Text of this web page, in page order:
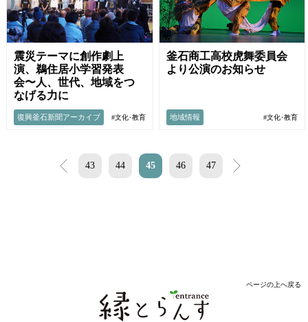
震災テーマに創作劇上
演、鵜住居小学習発表
会〜人、世代、地域をつ
なげる力に
復興釜石新聞アーカイブ #文化･教育
釜石商工高校虎舞委員会
より公演のお知らせ
地域情報 #文化･教育
< 43 44 45 46 47 >
ページの上へ戻る